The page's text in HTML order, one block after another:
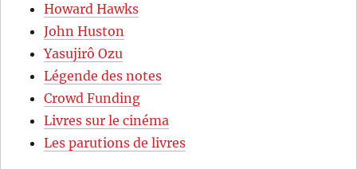
Howard Hawks
John Huston
Yasujirô Ozu
Légende des notes
Crowd Funding
Livres sur le cinéma
Les parutions de livres